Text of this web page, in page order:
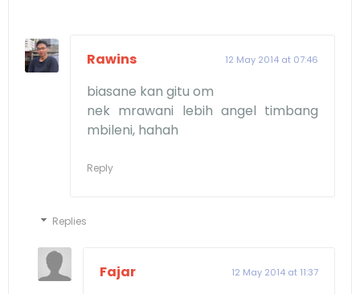
Rawins 12 May 2014 at 07:46
biasane kan gitu om
nek mrawani lebih angel timbang
mbileni, hahah
Reply
Replies
Fajar 12 May 2014 at 11:37